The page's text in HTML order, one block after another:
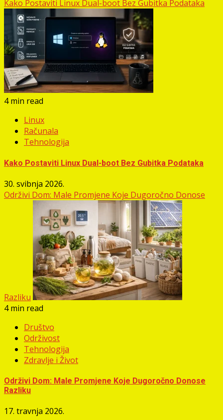
Kako Postaviti Linux Dual-boot Bez Gubitka Podataka
4 min read
Linux
Računala
Tehnologija
Kako Postaviti Linux Dual-boot Bez Gubitka Podataka
30. svibnja 2026.
Održivi Dom: Male Promjene Koje Dugoročno Donose
Razliku
4 min read
Društvo
Održivost
Tehnologija
Zdravlje i Život
Održivi Dom: Male Promjene Koje Dugoročno Donose
Razliku
17. travnja 2026.